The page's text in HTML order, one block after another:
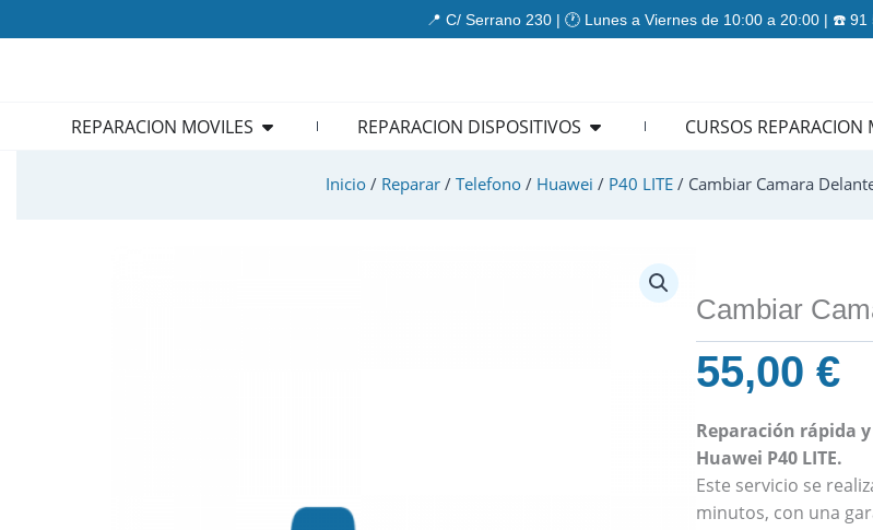
al
📍 C/ Serrano 230 | 🕐 Lunes a Viernes de 10:00 a 20:00 | ☎️
REPARACION MOVILES Open REPARACION MOVILES
REPARACION DISPOSITIVOS Open REPARACION DISPOSITIVOS
CURSOS REPARACION
Inicio / Reparar / Telefono / Huawei / P40 LITE / Cambiar Camara
Cambiar
55,00 €
Reparación rápida
Huawei P40 LITE.
Este servicio se
minutos, con una